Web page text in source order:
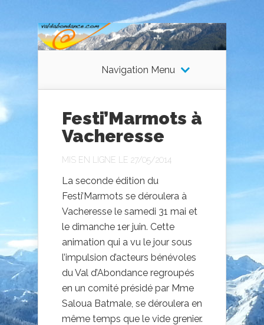
Navigation Menu
Festi’Marmots à
Vacheresse
MIS EN LIGNE LE 27/05/2014
La seconde édition du
Festi’Marmots se déroulera à
Vacheresse le samedi 31 mai et
le dimanche 1er juin. Cette
animation qui a vu le jour sous
l’impulsion d’acteurs bénévoles
du Val d’Abondance regroupés
en un comité présidé par Mme
Saloua Batmale, se déroulera en
même temps que le vide grenier.